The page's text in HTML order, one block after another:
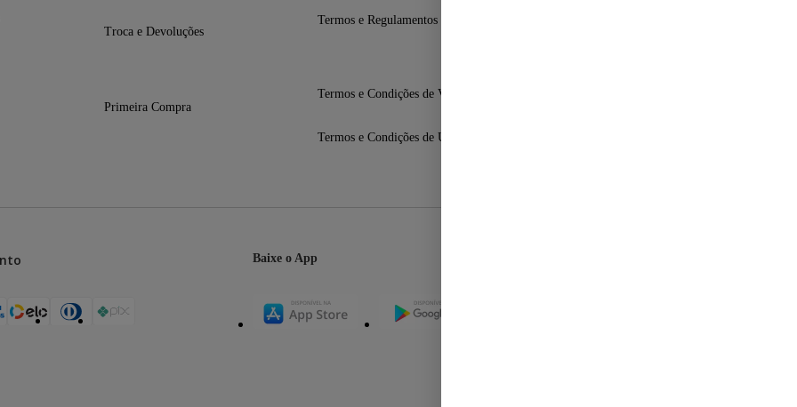
Troca e Devoluções
Primeira Compra
Termos e Regulamentos Fast Shop
Termos e Condições de Venda
Termos e Condições de Uso
Baixe o App